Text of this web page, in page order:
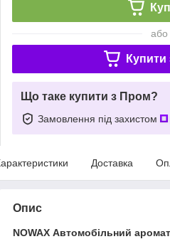
або
Купити
Що таке купити з Пром?
Замовлення під захистом
Доставка
Опис
NOWAX Автомобільний